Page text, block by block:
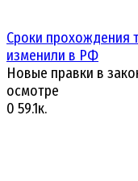
Сроки прохождения
изменили в РФ
Новые правки в
осмотре
0 59.1к.